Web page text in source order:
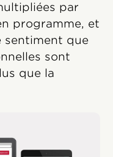
par
programme, et
sentiment que
sont
que la